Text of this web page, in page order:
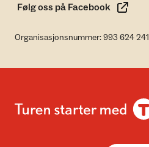
Følg oss på Facebook
Organisasjonsnummer: 993 624 241